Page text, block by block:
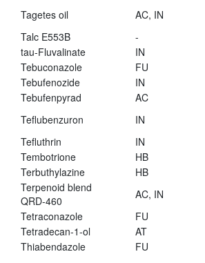
Tagetes oil
AC, IN
Talc E553B
-
tau-Fluvalinate
IN
Tebuconazole
FU
Tebufenozide
IN
Tebufenpyrad
AC
Teflubenzuron
IN
Tefluthrin
IN
Tembotrione
HB
Terbuthylazine
HB
Terpenoid blend
QRD-460
AC, IN
Tetraconazole
FU
Tetradecan-1-ol
AT
Thiabendazole
FU